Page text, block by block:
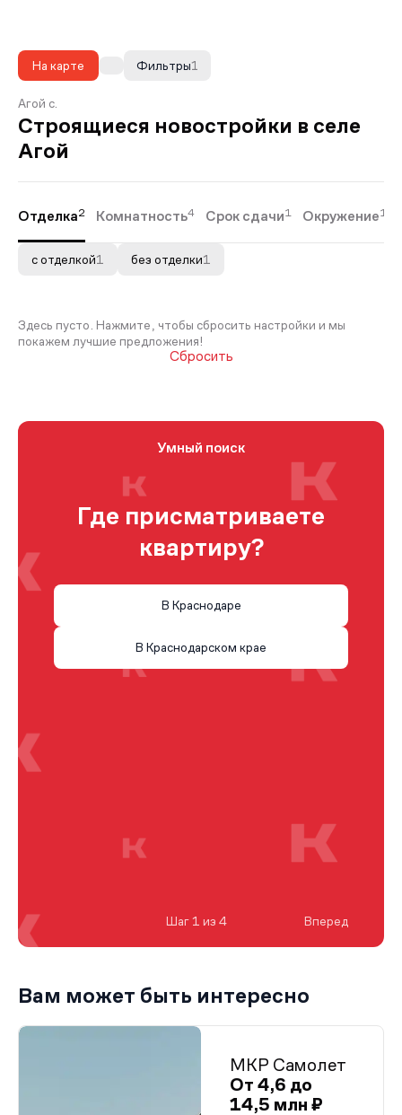
На карте 1
Фильтры
Агой с.
Строящиеся новостройки в селе
Агой
Отделка2 Комнатность4 Срок сдачи1 Окружение1
с отделкой1 без отделки1
Здесь пусто. Нажмите, чтобы сбросить настройки и мы
покажем лучшие предложения!
Сбросить
Умный поиск
Где присматриваете
квартиру?
В Краснодаре
В Краснодарском крае
Шаг 1 из 4 Вперед
Вам может быть интересно
МКР Самолет
От 4,6 до
14,5 млн ₽